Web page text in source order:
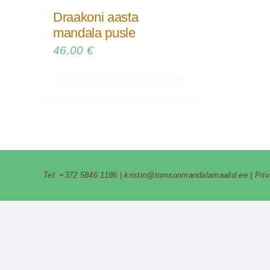
Draakoni aasta
mandala pusle
46,00 €
Tel: +372 5846 1186 |kristin@tomsonmandalamaalid.ee|